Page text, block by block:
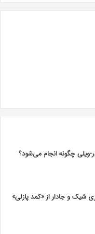
ویلی چگونه انجام می‌شود؟
شیک و جادار از «کمد پازلی»